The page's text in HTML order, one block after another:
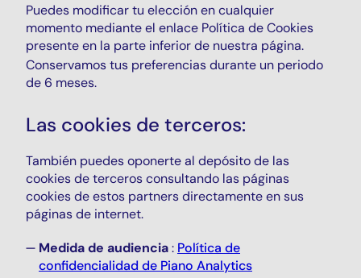
Puedes modificar tu elección en cualquier
momento mediante el enlace Política de Cookies
presente en la parte inferior de nuestra página.
Conservamos tus preferencias durante un periodo
de 6 meses.
Las cookies de terceros:
También puedes oponerte al depósito de las
cookies de terceros consultando las páginas
cookies de estos partners directamente en sus
páginas de internet.
Medida de audiencia: Política de
confidencialidad de Piano Analytics